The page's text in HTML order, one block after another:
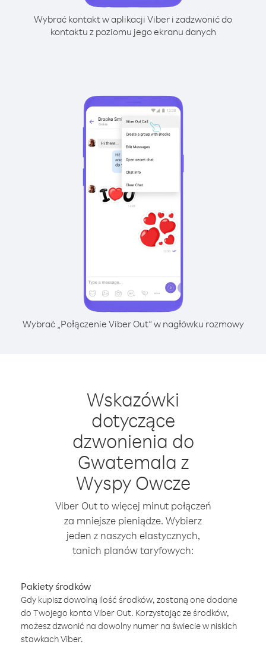
Wybrać kontakt w aplikacji Viber i zadzwonić do
kontaktu z poziomu jego ekranu danych
Wybrać „Połączenie Viber Out” w nagłówku rozmowy
Wskazówki
dotyczące
dzwonienia do
Gwatemala z
Wyspy Owcze
Viber Out to więcej minut połączeń
za mniejsze pieniądze. Wybierz
jeden z naszych elastycznych,
tanich planów taryfowych:
Pakiety środków
Gdy kupisz dowolną ilość środków, zostaną one dodane
do Twojego konta Viber Out. Korzystając ze środków,
możesz dzwonić na dowolny numer na świecie w niskich
stawkach Viber.